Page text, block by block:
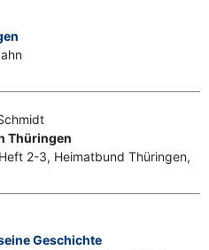
Thüringen
2-3, Heimatbund Thüringen,
Geschichte